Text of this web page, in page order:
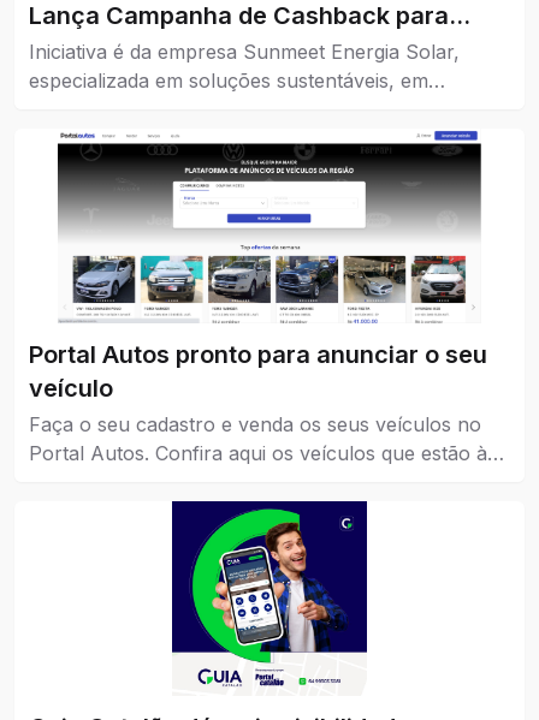
Lança Campanha de Cashback para
Impulsionar o Comércio da Cidade
Iniciativa é da empresa Sunmeet Energia Solar,
especializada em soluções sustentáveis, em
Portal Autos pronto para anunciar o seu
veículo
Faça o seu cadastro e venda os seus veículos no
Portal Autos. Confira aqui os veículos que estão à